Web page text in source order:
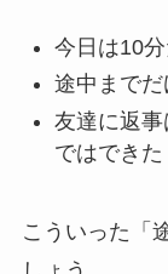
今日は10
途中まで
友達に返
ではできた
こういった「